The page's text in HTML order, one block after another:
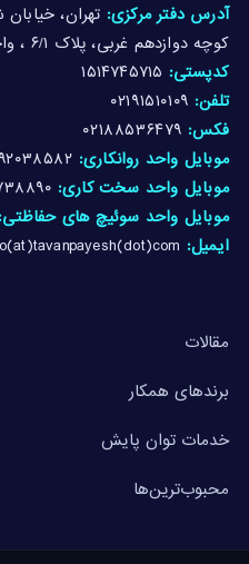
مقالات
برندهای همکار
خدمات توان پایش
محبوب‌ترین‌ها
آدرس دفتر مرکزی: تهران،
کوچه دوازدهم غربی، پلاک ۶/۱ ، واحد ۴
کدپستی: ۱۵۱۴۷۴۵۷۱۵
تلفن: ۰۲۱۹۱۵۱۰۱۰۹
فکس: ۰۲۱۸۸۵۳۶۴۷۹
موبایل واحد روانکاری:
موبایل واحد سخت کاری:
موبایل واحد سوئیچ های حفاظتی:
ایمیل: